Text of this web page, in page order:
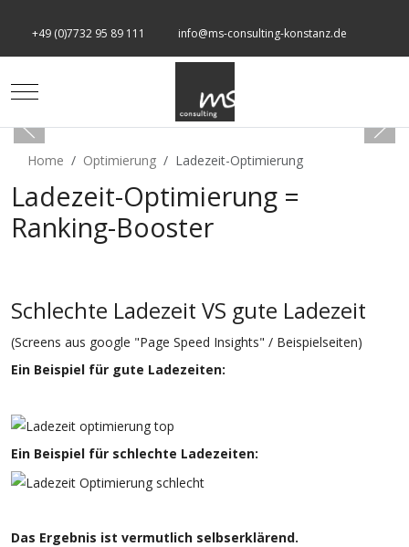
+49 (0)7732 95 89 111 info@ms-consulting-konstanz.de
Mobile Menu Toggle
Home Optimierung Ladezeit-Optimierung
Ladezeit-Optimierung =
Ranking-Booster
Schlechte Ladezeit VS gute Ladezeit
(Screens aus google "Page Speed Insights" / Beispielseiten)
Ein Beispiel für gute Ladezeiten:
Ein Beispiel für schlechte Ladezeiten:
Das Ergebnis ist vermutlich selbserklärend.